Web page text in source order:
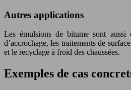
Autres applications
Les émulsions de bitume sont aussi
d’accrochage, les traitements de
et le recyclage à froid des chaussées.
Exemples de cas